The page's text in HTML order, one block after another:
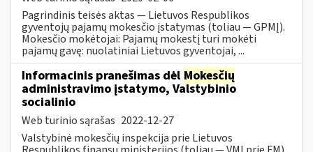
Pagrindinis teisės aktas — Lietuvos Respublikos
gyventojų pajamų mokesčio įstatymas (toliau — GPMĮ).
Mokesčio mokėtojai: Pajamų mokestį turi mokėti
pajamų gavę: nuolatiniai Lietuvos gyventojai, ...
Informacinis pranešimas dėl Mokesčių
administravimo įstatymo, Valstybinio
socialinio
Web turinio sąrašas 2022-12-27
Valstybinė mokesčių inspekcija prie Lietuvos